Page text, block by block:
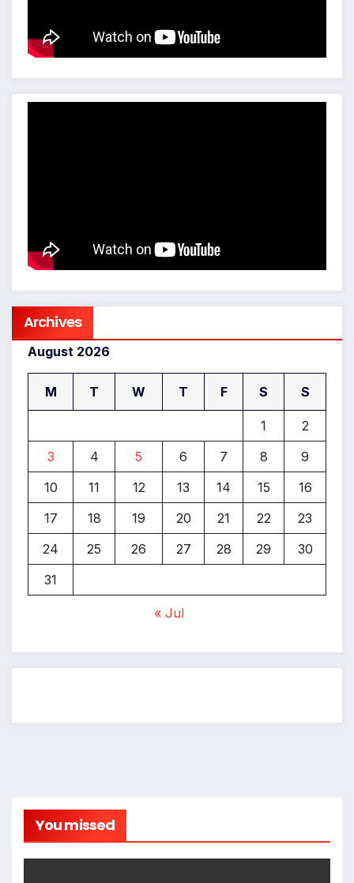
Archives
August 2026
M T W T F S S
1
2
3
4 5 6 7 8
9
10
11 12 13 14 15
16
17
18 19 20 21 22
23
24
25 26 27 28 29
30
31
« Jul
You missed